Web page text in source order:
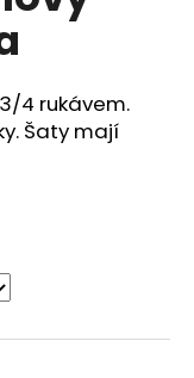
4 rukávem.
Šaty mají